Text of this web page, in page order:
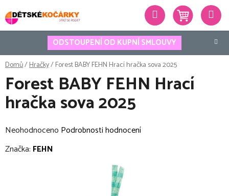
na
obsah
ODSTOUPENÍ OD KUPNÍ SMLOUVY
Hledat
Domů/Hračky/Forest BABY FEHN Hrací hračka sova 2025
Forest BABY FEHN Hrací
hračka sova 2025
Průměrné
hodnocení
Neohodnoceno Podrobnosti hodnocení
Značka: FEHN